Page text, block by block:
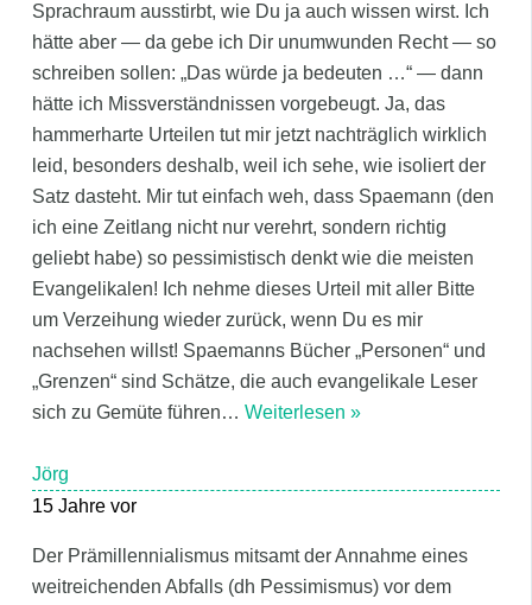
Sprachraum ausstirbt, wie Du ja auch wissen wirst. Ich
hätte aber — da gebe ich Dir unumwunden Recht — so
schreiben sollen: „Das würde ja bedeuten …“ — dann
hätte ich Missverständnissen vorgebeugt. Ja, das
hammerharte Urteilen tut mir jetzt nachträglich wirklich
leid, besonders deshalb, weil ich sehe, wie isoliert der
Satz dasteht. Mir tut einfach weh, dass Spaemann (den
ich eine Zeitlang nicht nur verehrt, sondern richtig
geliebt habe) so pessimistisch denkt wie die meisten
Evangelikalen! Ich nehme dieses Urteil mit aller Bitte
um Verzeihung wieder zurück, wenn Du es mir
nachsehen willst! Spaemanns Bücher „Personen“ und
„Grenzen“ sind Schätze, die auch evangelikale Leser
sich zu Gemüte führen… Weiterlesen »
Jörg
15 Jahre vor
Der Prämillennialismus mitsamt der Annahme eines
weitreichenden Abfalls (dh Pessimismus) vor dem